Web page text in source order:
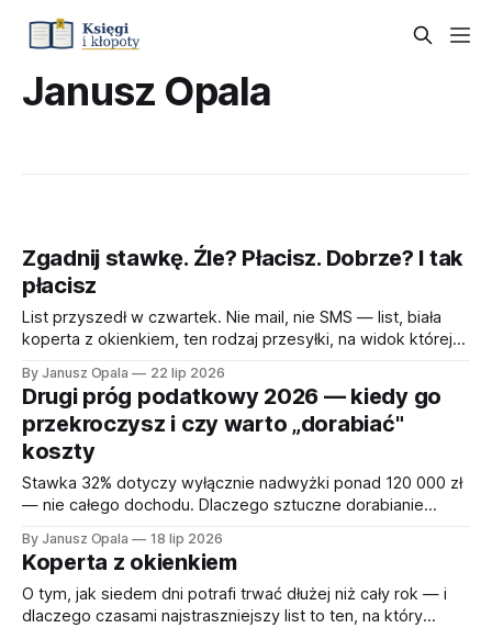
Janusz Opala
Zgadnij stawkę. Źle? Płacisz. Dobrze? I tak
płacisz
List przyszedł w czwartek. Nie mail, nie SMS — list, biała
koperta z okienkiem, ten rodzaj przesyłki, na widok której
w ciągu ostatnich pięciu sekund. W środku wezwanie.
Urząd uprzejmie prosi o wyjaśnienie, dlaczego mój klient —
tester, człowiek, który cały dzień próbuje zepsuć cudze
gry,
By Janusz Opala 22 lip 2026
Drugi próg podatkowy 2026 — kiedy go
przekroczysz i czy warto „dorabiać"
koszty
Stawka 32% dotyczy wyłącznie nadwyżki ponad 120 000 zł
— nie całego dochodu. Dlaczego sztuczne dorabianie
pobrania.
By Janusz Opala 18 lip 2026
Koperta z okienkiem
O tym, jak siedem dni potrafi trwać dłużej niż cały rok — i
dlaczego czasami najstraszniejszy list to ten, na który